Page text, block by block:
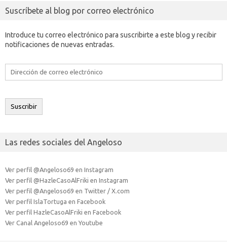
Suscríbete al blog por correo electrónico
Introduce tu correo electrónico para suscribirte a este blog y recibir
notificaciones de nuevas entradas.
Dirección
electrónico
Suscribir
Las redes sociales del Angeloso
Ver perfil @Angeloso69 en Instagram
Ver perfil @HazleCasoAlFriki en Instagram
Ver perfil @Angeloso69 en Twitter / X.com
Ver perfil IslaTortuga en Facebook
Ver perfil HazleCasoAlFriki en Facebook
Ver Canal Angeloso69 en Youtube